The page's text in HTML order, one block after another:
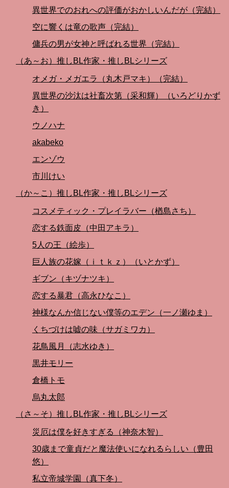
異世界でのおれへの評価がおかしいんだが（完結）
空に響くは竜の歌声（完結）
傭兵の男が女神と呼ばれる世界（完結）
（あ～お）推しBL作家・推しBLシリーズ
オメガ・メガエラ（丸木戸マキ）（完結）
異世界の沙汰は社畜次第（采和輝）（いろどりかず
き）
ウノハナ
akabeko
エンゾウ
市川けい
（か～こ）推しBL作家・推しBLシリーズ
コスメティック・プレイラバー（楢島さち）
恋する鉄面皮（中田アキラ）
5人の王（絵歩）
巨人族の花嫁（ｉｔｋｚ）（いとかず）
ギブン（キヅナツキ）
恋する暴君（高永ひなこ）
神様なんか信じない僕等のエデン（一ノ瀬ゆま）
くちづけは嘘の味（サガミワカ）
花鳥風月（志水ゆき）
黒井モリー
倉橋トモ
烏丸太郎
（さ～そ）推しBL作家・推しBLシリーズ
災厄は僕を好きすぎる（神奈木智）
30歳まで童貞だと魔法使いになれるらしい（豊田
悠）
私立帝城学園（真下冬）